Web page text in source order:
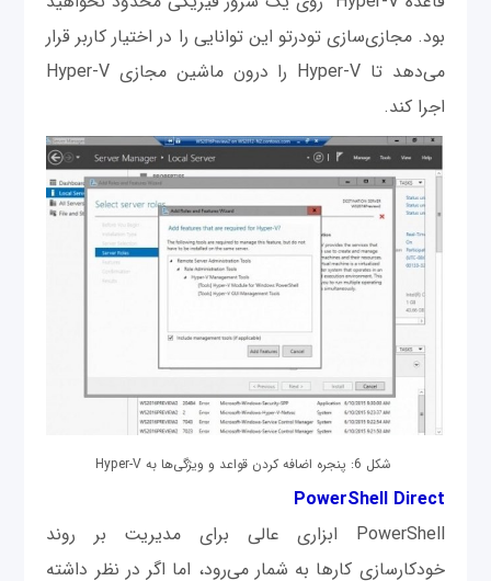
بود. مجازی‌سازی تودرتو این توانایی را در اختیار کاربر قرار
می‌دهد تا Hyper-V را درون ماشین مجازی Hyper-V
اجرا کند.
شکل 6: پنجره اضافه کردن قواعد و ویژگی‌ها به Hyper-V
PowerShell Direct
PowerShell ابزاری عالی برای مدیریت بر روند
خودکارسازی کارها به شمار می‌رود، اما اگر در نظر داشته